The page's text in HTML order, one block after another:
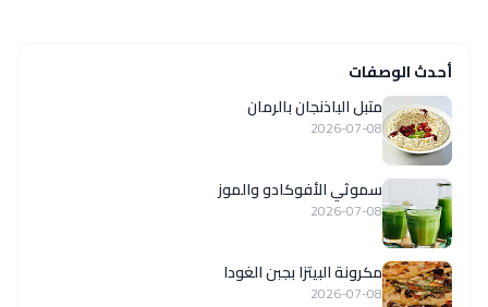
أحدث الوصفات
متبل الباذنجان بالرمان
2026-07-08
سموثي الأفوكادو والموز
2026-07-08
مكرونة البيتزا بجبن الغودا
2026-07-08